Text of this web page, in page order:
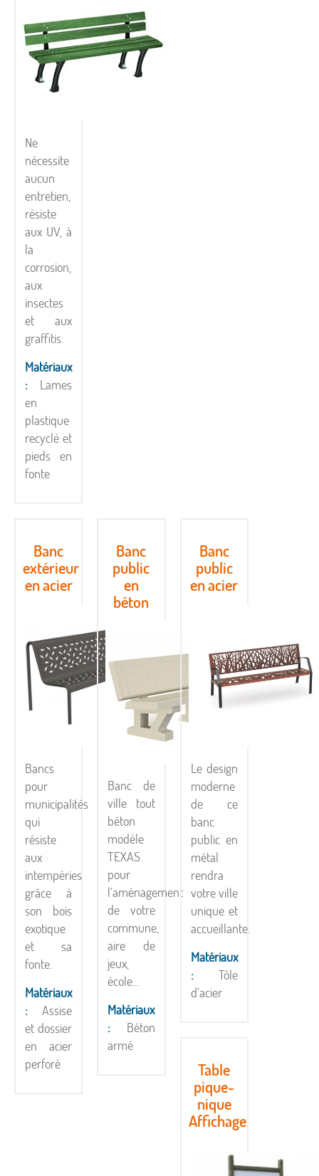
Ne
nécessite
aucun
entretien,
résiste
aux UV, à
la
corrosion,
aux
insectes
et aux
graffitis.
Matériaux
: Lames
en
plastique
recyclé et
pieds en
fonte
Banc
extérieur
en acier
Bancs
pour
municipalités
qui
résiste
aux
intempéries
grâce à
son bois
exotique
et sa
fonte.
Matériaux
: Assise
et dossier
en acier
perforé
Banc
public
en
béton
Banc de
ville tout
béton
modèle
TEXAS
pour
l’aménagement
de votre
commune,
aire de
jeux,
école…
Matériaux
: Béton
armé
Banc
public
en acier
Le design
moderne
de ce
banc
public en
métal
rendra
votre ville
unique et
accueillante.
Matériaux
:Tôle
d’acier
Table
pique-
nique
Affichage